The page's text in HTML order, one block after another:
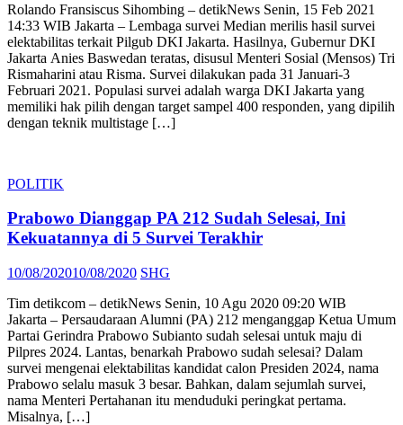
Rolando Fransiscus Sihombing – detikNews Senin, 15 Feb 2021
14:33 WIB Jakarta – Lembaga survei Median merilis hasil survei
elektabilitas terkait Pilgub DKI Jakarta. Hasilnya, Gubernur DKI
Jakarta Anies Baswedan teratas, disusul Menteri Sosial (Mensos) Tri
Rismaharini atau Risma. Survei dilakukan pada 31 Januari-3
Februari 2021. Populasi survei adalah warga DKI Jakarta yang
memiliki hak pilih dengan target sampel 400 responden, yang dipilih
dengan teknik multistage […]
POLITIK
Prabowo Dianggap PA 212 Sudah Selesai, Ini
Kekuatannya di 5 Survei Terakhir
Posted
10/08/202010/08/2020 Author
SHG
Tim detikcom – detikNews Senin, 10 Agu 2020 09:20 WIB
Jakarta – Persaudaraan Alumni (PA) 212 menganggap Ketua Umum
Partai Gerindra Prabowo Subianto sudah selesai untuk maju di
Pilpres 2024. Lantas, benarkah Prabowo sudah selesai? Dalam
survei mengenai elektabilitas kandidat calon Presiden 2024, nama
Prabowo selalu masuk 3 besar. Bahkan, dalam sejumlah survei,
nama Menteri Pertahanan itu menduduki peringkat pertama.
Misalnya, […]